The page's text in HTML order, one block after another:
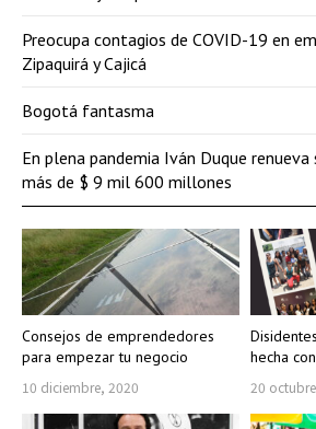
Consejos de emprendedores
para empezar tu negocio
10 diciembre, 2020
hecha
20
Preocupa contagios de COVID-19 en
Zipaquirá y Cajicá
Bogotá fantasma
En plena pandemia Iván Duque
más de $ 9 mil 600 millones